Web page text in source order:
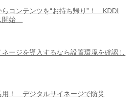
らコンテンツを“お持ち帰り”！ KDDI
開始
ージを導入するなら設置環境を確認し
用！ デジタルサイネージで防災